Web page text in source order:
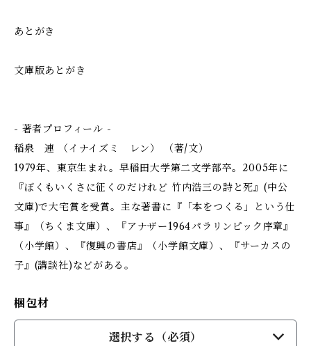
あとがき
文庫版あとがき
- 著者プロフィール -
稲泉 連 （イナイズミ レン） （著/文）
1979年、東京生まれ。早稲田大学第二文学部卒。2005年に
『ぼくもいくさに征くのだけれど 竹内浩三の詩と死』(中公
文庫)で大宅賞を受賞。主な著書に『「本をつくる」という仕
事』（ちくま文庫）、『アナザー1964――パラリンピック序章』
（小学館）、『復興の書店』（小学館文庫）、『サーカスの
子』(講談社)などがある。
梱包材
選択する（必須）